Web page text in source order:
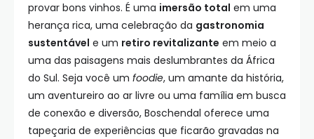
provar bons vinhos. É uma imersão total em uma
herança rica, uma celebração da gastronomia
sustentável e um retiro revitalizante em meio a
uma das paisagens mais deslumbrantes da África
do Sul. Seja você um foodie, um amante da história,
um aventureiro ao ar livre ou uma família em busca
de conexão e diversão, Boschendal oferece uma
tapeçaria de experiências que ficarão gravadas na